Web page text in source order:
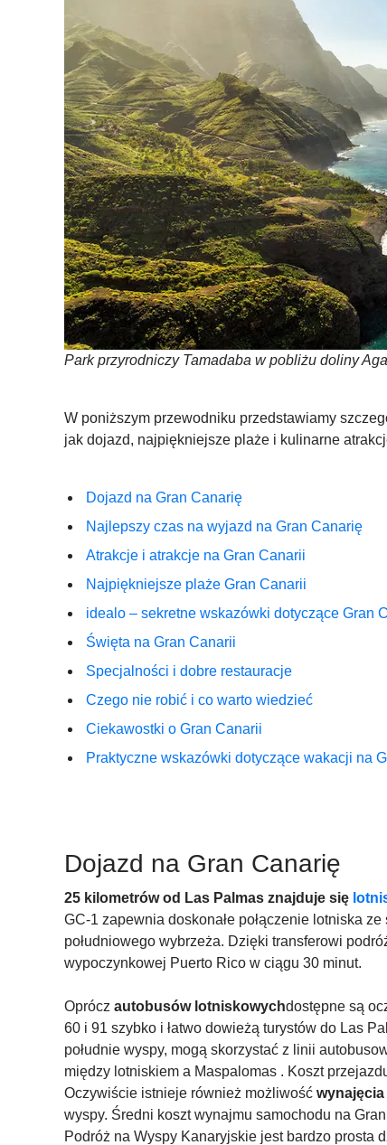
Park przyrodniczy Tamadaba w pobliżu doliny
W poniższym przewodniku przedstawiamy
jak dojazd, najpiękniejsze plaże i kulinarne
Dojazd na Gran Canarię
Najlepszy czas na wyjazd na Gran Canarię
Atrakcje i atrakcje na Gran Canarii
Najpiękniejsze plaże Gran Canarii
idealo – sekretne wskazówki dotyczące Gran
Święta na Gran Canarii
Specjalności i dobre restauracje
Czego nie robić i co warto wiedzieć
Ciekawostki o Gran Canarii
Praktyczne wskazówki dotyczące wakacji na
Dojazd na Gran Canarię
25 kilometrów od Las Palmas znajduje się
GC-1 zapewnia doskonałe połączenie lotniska
południowego wybrzeża. Dzięki transferowi
wypoczynkowej Puerto Rico w ciągu 30 minut.
Oprócz autobusów lotniskowychdostępne są
60 i 91 szybko i łatwo dowieżą turystów do Las
południe wyspy, mogą skorzystać z linii
między lotniskiem a Maspalomas . Koszt
Oczywiście istnieje również możliwość
wyspy. Średni koszt wynajmu samochodu na
Podróż na Wyspy Kanaryjskie jest bardzo prosta